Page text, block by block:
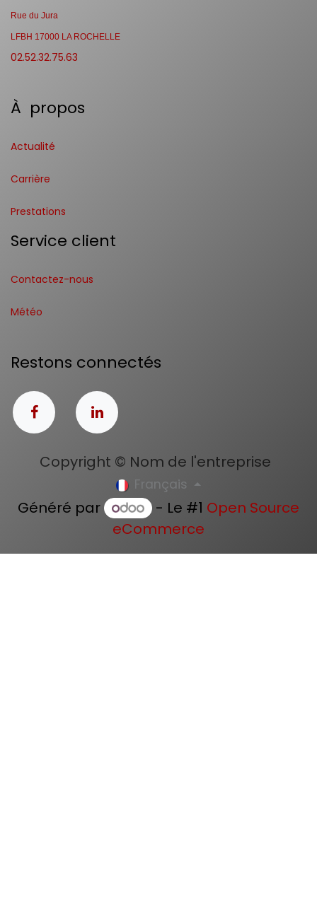
Rue du Jura
LFBH 17000 LA ROCHELLE
02.52.32.75.63
À propos
Actualité
Carrière
Prestations
Service client
Contactez-nous
Météo
Restons connectés
Copyright © Nom de l'entreprise
Français
Généré par - Le #1 Open Source
eCommerce